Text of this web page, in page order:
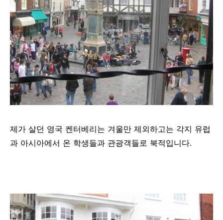
제가 살던 영국 켄터베리는 겨울만 제외하고는 각지 유럽
과 아시아에서 온 학생들과 관광객들로 북적입니다.